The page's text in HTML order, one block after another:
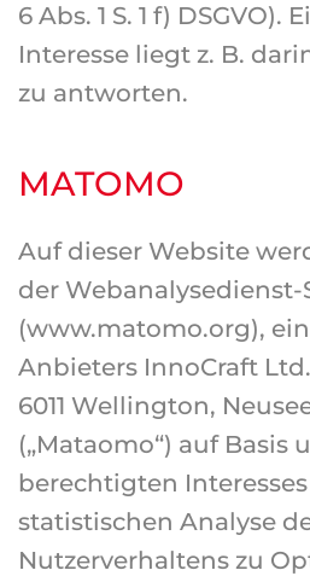
6 Abs. 1 S. 1 f)
Interesse liegt z. B.
zu antworten.
MATOMO
Auf dieser Website
der
(www.matomo.org),
Anbieters InnoCraft
6011 Wellington,
(„Mataomo“) auf Basis
berechtigten
statistischen Analyse
Nutzerverhaltens zu